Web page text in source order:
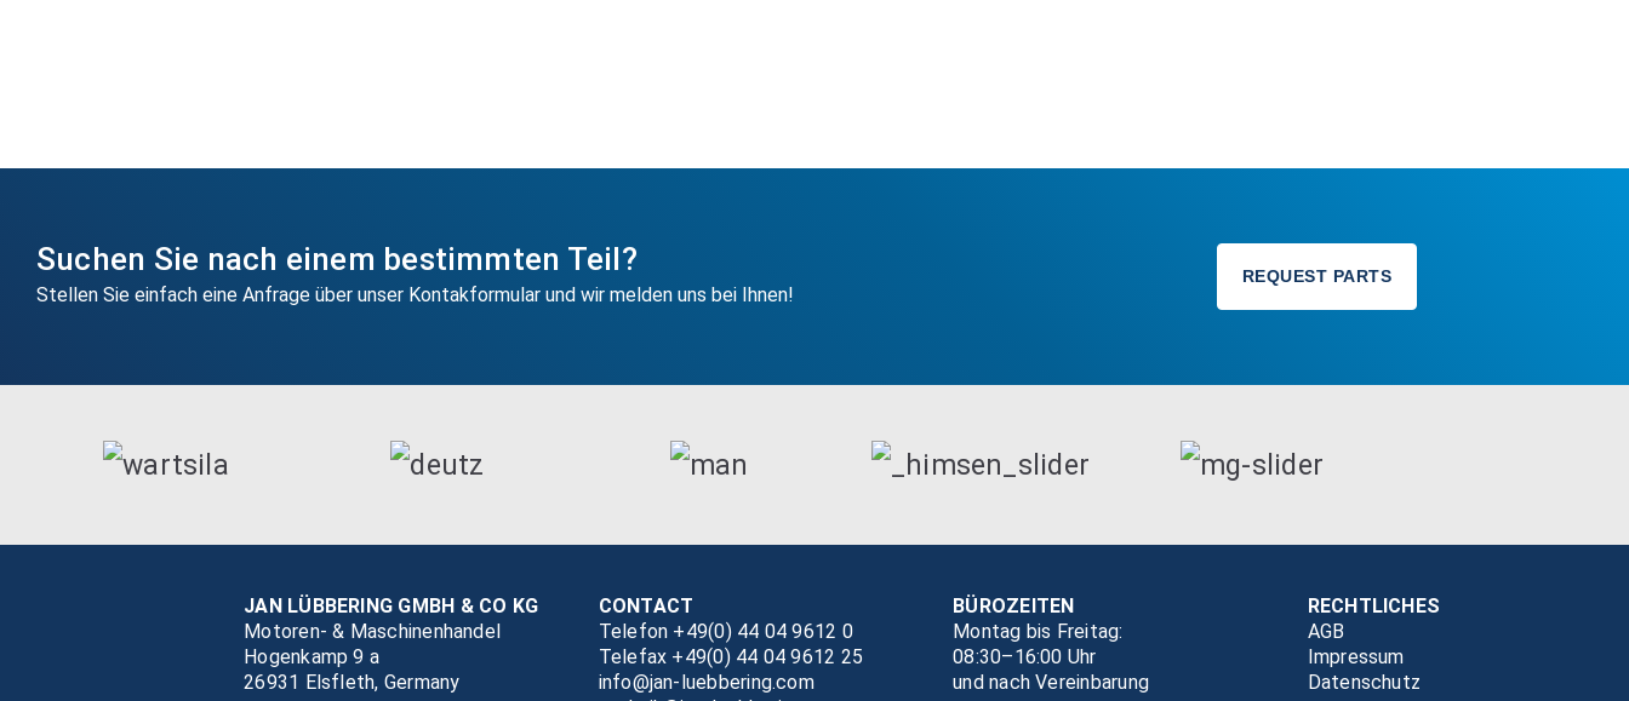
Suchen Sie nach einem bestimmten Teil?
Stellen Sie einfach eine Anfrage über unser Kontakformular und wir melden uns bei Ihnen!
REQUEST PARTS
JAN LÜBBERING GMBH & CO KG
Motoren- & Maschinenhandel
Hogenkamp 9 a
26931 Elsfleth, Germany
CONTACT
Telefon +49(0) 44 04 9612 0
Telefax +49(0) 44 04 9612 25
info@jan-luebbering.com
BÜROZEITEN
Montag bis Freitag:
08:30–16:00 Uhr
und nach Vereinbarung
RECHTLICHES
AGB
Impressum
Datenschutz